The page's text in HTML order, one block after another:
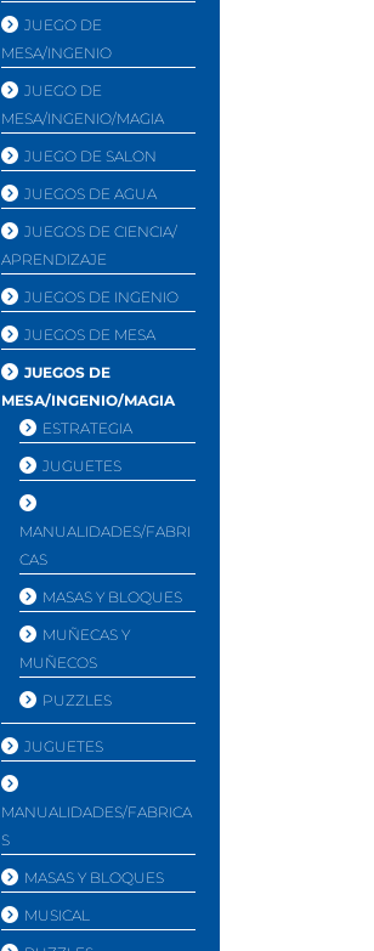
JUEGO DE
MESA/INGENIO
JUEGO DE
MESA/INGENIO/MAGIA
JUEGO DE SALON
JUEGOS DE AGUA
JUEGOS DE CIENCIA/
APRENDIZAJE
JUEGOS DE INGENIO
JUEGOS DE MESA
JUEGOS DE
MESA/INGENIO/MAGIA
ESTRATEGIA
JUGUETES
MANUALIDADES/FABRI
CAS
MASAS Y BLOQUES
MUÑECAS Y
MUÑECOS
PUZZLES
JUGUETES
MANUALIDADES/FABRICA
S
MASAS Y BLOQUES
MUSICAL